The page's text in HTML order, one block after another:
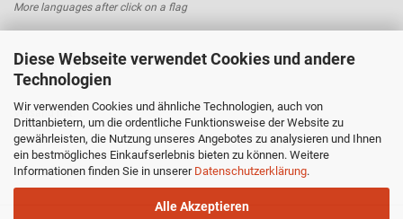
Diese Webseite verwendet Cookies und andere
Technologien
Wir verwenden Cookies und ähnliche Technologien, auch von
Drittanbietern, um die ordentliche Funktionsweise der Website zu
gewährleisten, die Nutzung unseres Angebotes zu analysieren und Ihnen
ein bestmögliches Einkaufserlebnis bieten zu können. Weitere
Informationen finden Sie in unserer Datenschutzerklärung.
Alle Akzeptieren
More languages after click on a flag
Bezahlen mit:
Versand mit: